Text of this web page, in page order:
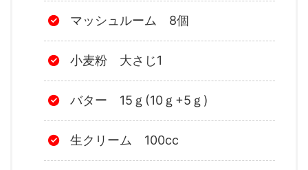
マッシュルーム 8個
小麦粉 大さじ1
バター 15ｇ(10ｇ+5ｇ)
生クリーム 100cc